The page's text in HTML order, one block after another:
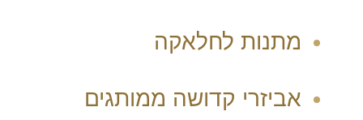
מתנות לחלאקה
אביזרי קדושה ממותגים